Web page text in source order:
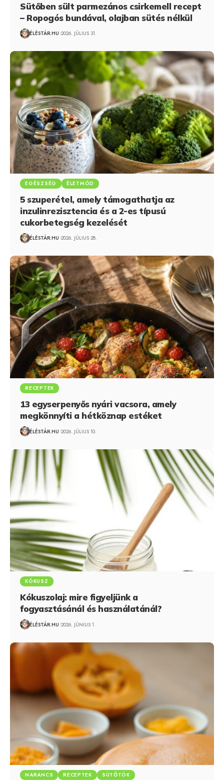
Sütőben sült parmezános csirkemell recept
– Ropogós bundával, olajban sütés nélkül
ÉLÉSTÁR.HU 2026. JÚLIUS 31.
EGÉSZSÉG ÉLETMÓD
5 szuperétel, amely támogathatja az
inzulinrezisztencia és a 2-es típusú
cukorbetegség kezelését
ÉLÉSTÁR.HU 2026. JÚLIUS 28.
RECEPTEK
13 egyserpenyős nyári vacsora, amely
megkönnyíti a hétköznap estéket
ÉLÉSTÁR.HU 2026. JÚLIUS 10.
KÓKUSZ
Kókuszolaj: mire figyeljünk a
fogyasztásánál és használatánál?
ÉLÉSTÁR.HU 2026. JÚNIUS 1.
NARANCS RECEPTEK SÜTŐTÖK